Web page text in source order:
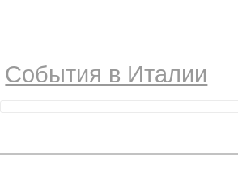
События в Италии